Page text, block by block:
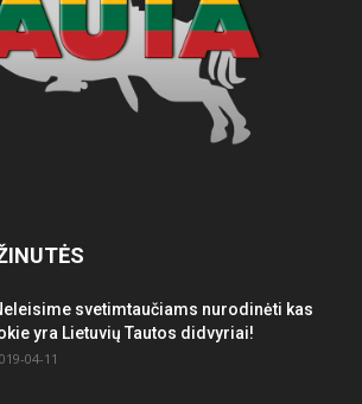
svetimtaučiams nurodinėti kas
yra Lietuvių Tautos didvyriai!
04-11